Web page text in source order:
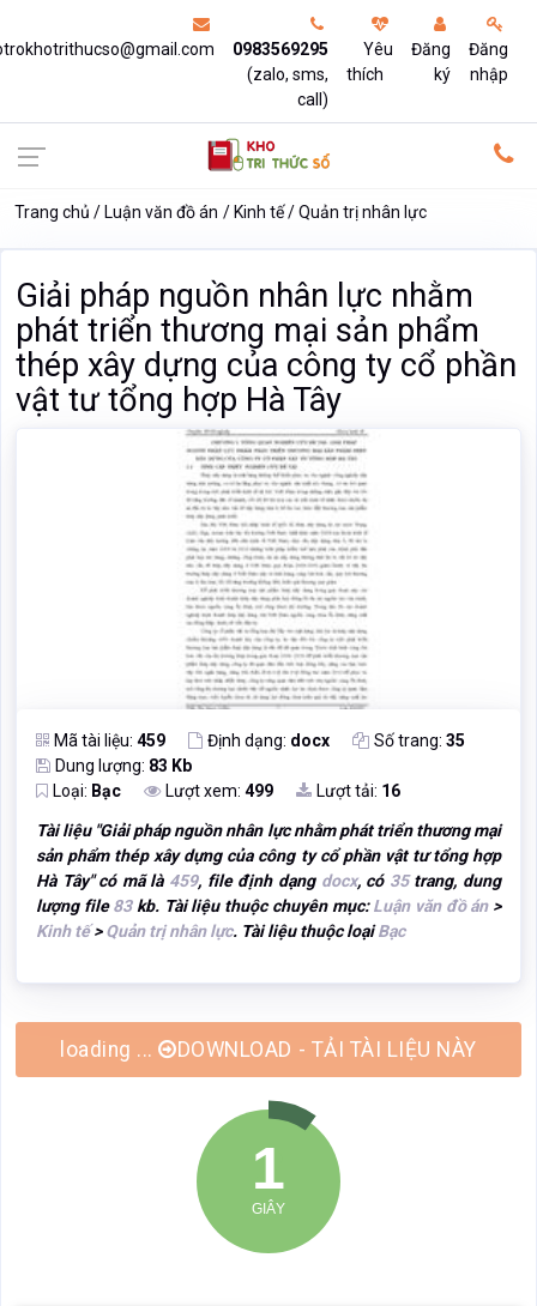
0983569295
(zalo, sms,
call)
Yêu
thích
Đăng
ký
Đăng
nhập
Trang chủ Luận văn đồ án Kinh tế Quản trị nhân lực
Giải pháp nguồn nhân lực nhằm
phát triển thương mại sản phẩm
thép xây dựng của công ty cổ phần
vật tư tổng hợp Hà Tây
Mã tài liệu: 459 Định dạng: docx Số trang: 35
Dung lượng: 83 Kb
Loại: Bạc Lượt xem: 499 Lượt tải: 16
Tài liệu "Giải pháp nguồn nhân lực nhằm phát triển thương mại
sản phẩm thép xây dựng của công ty cổ phần vật tư tổng hợp
Hà Tây" có mã là 459, file định dạng docx, có 35trang, dung
lượng file83kb. Tài liệu thuộc chuyên mục:Luận văn đồ án>
Kinh tế>Quản trị nhân lực. Tài liệu thuộc loạiBạc
DOWNLOAD - TẢI TÀI LIỆU NÀY